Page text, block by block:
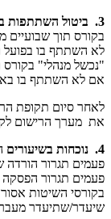
3. ביטול השתתפות בקורס
בקורס תוך
לא השתתף בו בפועל
"נכשל מנהלי"
אם לא השתתף בו
לאחר סיום תקופת
את מערך הרישום
4. נוכחות בשיעורים
פעמים תגרור
בקורסי השיטות
שיעדר/שתיעדר מעבר